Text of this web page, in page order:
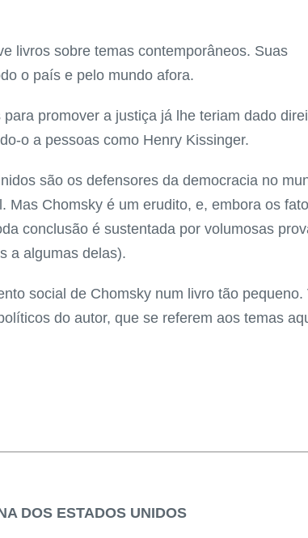
livros sobre temas contemporâneos. Suas
o país e pelo mundo afora.
promover a justiça já lhe teriam dado
o a pessoas como Henry Kissinger.
são os defensores da democracia no
Mas Chomsky é um erudito, e, embora os
conclusão é sustentada por volumosas
a algumas delas).
social de Chomsky num livro tão pequeno.
do autor, que se referem aos temas
DOS ESTADOS UNIDOS